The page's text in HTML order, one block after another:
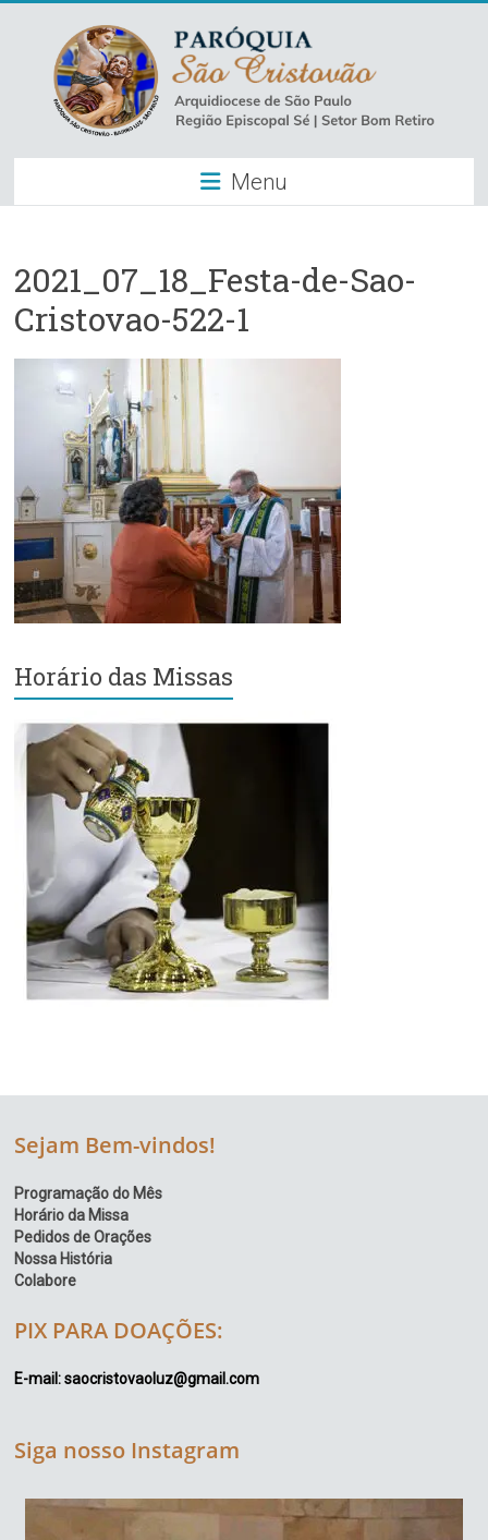
content
Paróquia
São
–
Luz
Arquidiocese
Região
Episcopal
Sé
Setor
Bom
Menu
2021_07_18_Festa-de-Sao-
Cristovao-522-1
Horário das Missas
Sejam Bem-vindos!
Programação do Mês
Horário da Missa
Pedidos de Orações
Nossa História
Colabore
PIX PARA DOAÇÕES:
E-mail: saocristovaoluz@gmail.com
Siga nosso Instagram